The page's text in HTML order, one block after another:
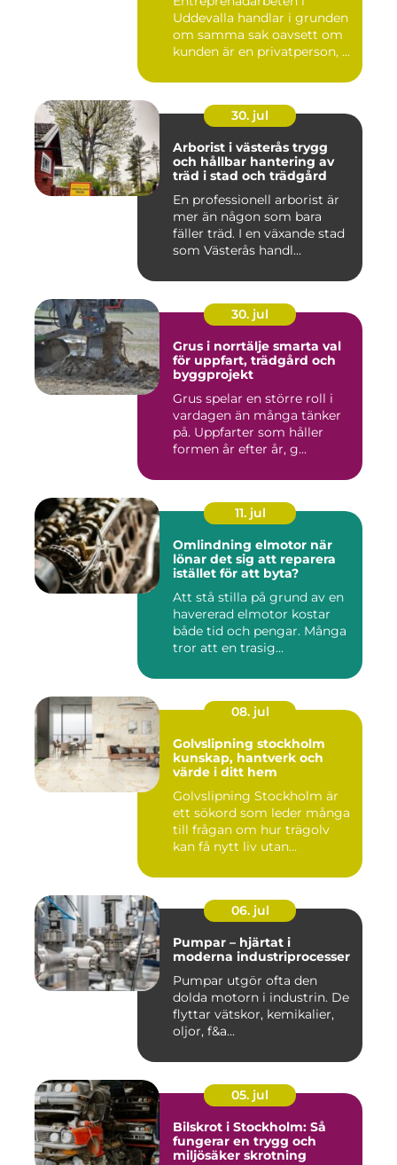
Uddevalla handlar i grunden
om samma sak oavsett om
kunden är en privatperson, ...
30. jul
Arborist i västerås trygg
och hållbar hantering av
träd i stad och trädgård
En professionell arborist är
mer än någon som bara
fäller träd. I en växande stad
som Västerås handl...
30. jul
Grus i norrtälje smarta val
för uppfart, trädgård och
byggprojekt
Grus spelar en större roll i
vardagen än många tänker
på. Uppfarter som håller
formen år efter år, g...
11. jul
Omlindning elmotor när
lönar det sig att reparera
istället för att byta?
Att stå stilla på grund av en
havererad elmotor kostar
både tid och pengar. Många
tror att en trasig...
08. jul
Golvslipning stockholm
kunskap, hantverk och
värde i ditt hem
Golvslipning Stockholm är
ett sökord som leder många
till frågan om hur trägolv
kan få nytt liv utan...
06. jul
Pumpar – hjärtat i
moderna industriprocesser
Pumpar utgör ofta den
dolda motorn i industrin. De
flyttar vätskor, kemikalier,
oljor, f&a...
05. jul
Bilskrot i Stockholm: Så
fungerar en trygg och
miljösäker skrotning